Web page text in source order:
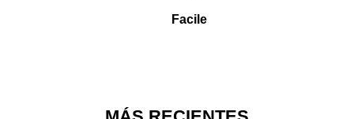
Facile